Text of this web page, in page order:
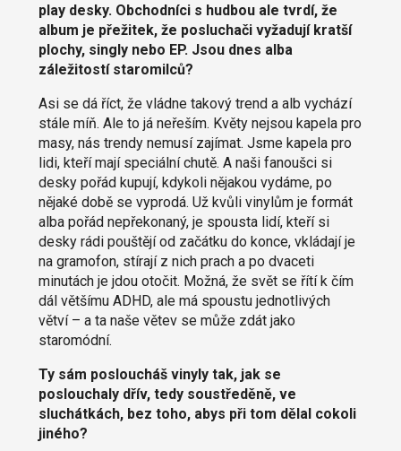
play desky. Obchodníci s hudbou ale tvrdí, že
album je přežitek, že posluchači vyžadují kratší
plochy, singly nebo EP. Jsou dnes alba
záležitostí staromilců?
Asi se dá říct, že vládne takový trend a alb vychází
stále míň. Ale to já neřeším. Květy nejsou kapela pro
masy, nás trendy nemusí zajímat. Jsme kapela pro
lidi, kteří mají speciální chutě. A naši fanoušci si
desky pořád kupují, kdykoli nějakou vydáme, po
nějaké době se vyprodá. Už kvůli vinylům je formát
alba pořád nepřekonaný, je spousta lidí, kteří si
desky rádi pouštějí od začátku do konce, vkládají je
na gramofon, stírají z nich prach a po dvaceti
minutách je jdou otočit. Možná, že svět se řítí k čím
dál většímu ADHD, ale má spoustu jednotlivých
větví – a ta naše větev se může zdát jako
staromódní.
Ty sám posloucháš vinyly tak, jak se
poslouchaly dřív, tedy soustředěně, ve
sluchátkách, bez toho, abys při tom dělal cokoli
jiného?